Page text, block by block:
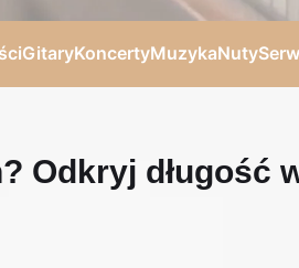
GitaryKoncertyMuzykaNuty
Odkryj długość